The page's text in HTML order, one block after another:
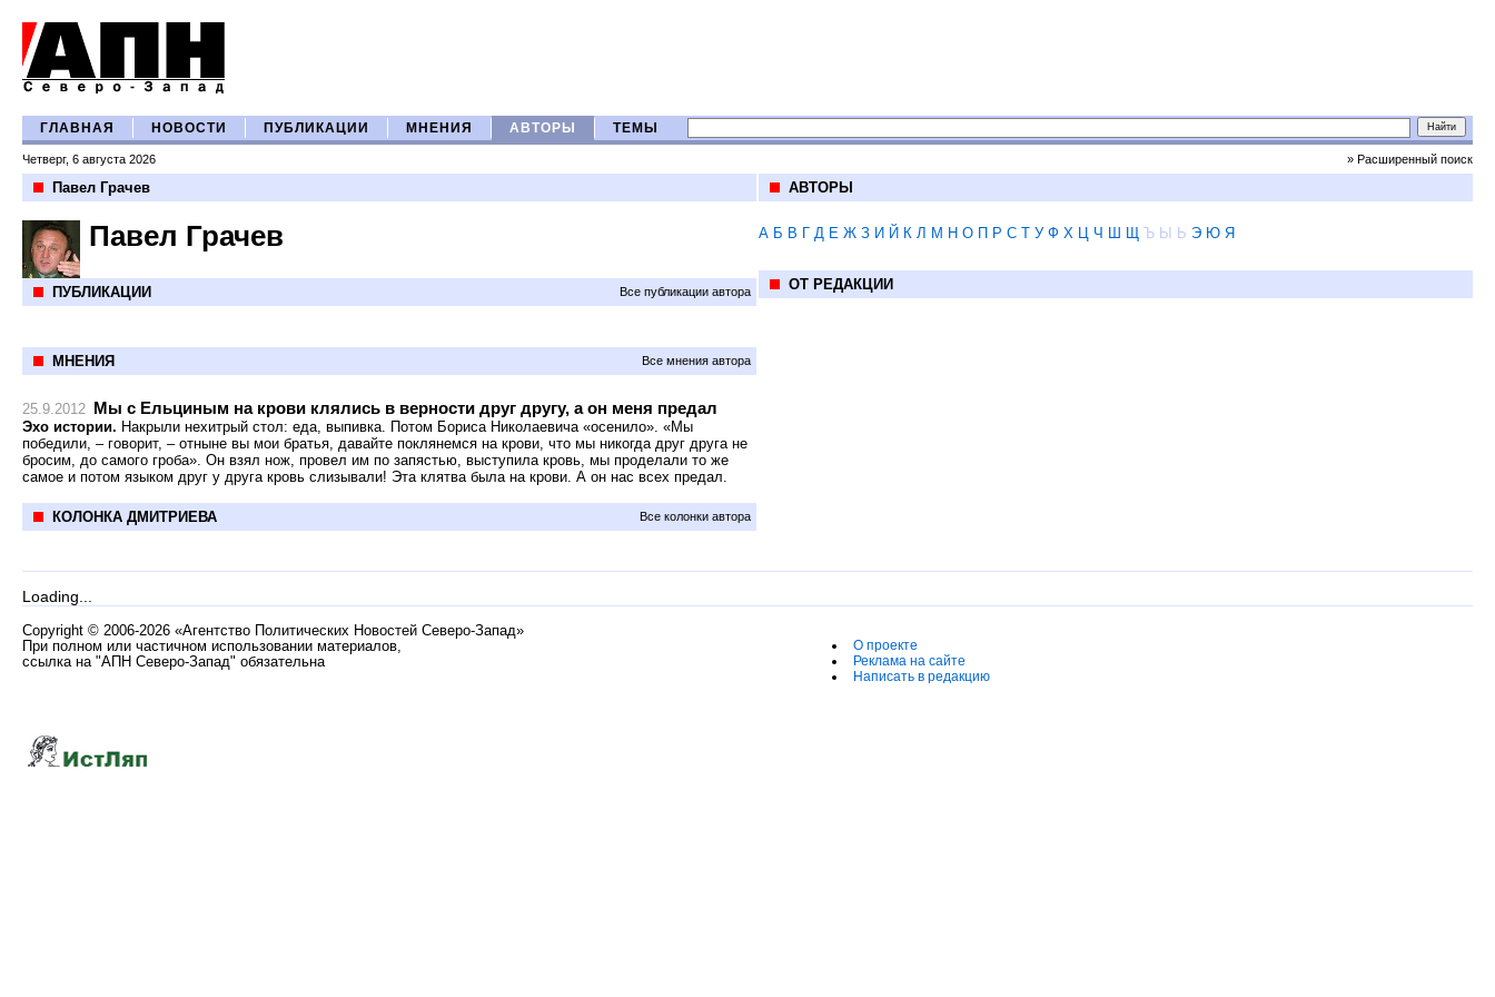
ГЛАВНАЯ НОВОСТИ ПУБЛИКАЦИИ МНЕНИЯ АВТОРЫ ТЕМЫ
Четверг, 6 августа 2026 » Расширенный поиск
Павел Грачев
Павел Грачев
ПУБЛИКАЦИИ Все публикации автора
МНЕНИЯ Все мнения автора
25.9.2012 Мы с Ельциным на крови клялись в верности друг другу, а он меня предал
Эхо истории. Накрыли нехитрый стол: еда, выпивка. Потом Бориса Николаевича «осенило». «Мы
победили, – говорит, – отныне вы мои братья, давайте поклянемся на крови, что мы никогда друг друга не
бросим, до самого гроба». Он взял нож, провел им по запястью, выступила кровь, мы проделали то же
самое и потом языком друг у друга кровь слизывали! Эта клятва была на крови. А он нас всех предал.
КОЛОНКА ДМИТРИЕВА Все колонки автора
АВТОРЫ
А Б В Г Д Е Ж З И Й К Л М Н О П Р С Т У Ф Х Ц Ч Ш Щ Ъ Ы Ь Э Ю Я
ОТ РЕДАКЦИИ
Loading...
Copyright © 2006-2026 «Агентство Политических Новостей Северо-Запад»
При полном или частичном использовании материалов,
ссылка на "АПН Северо-Запад" обязательна
О проекте
Реклама на сайте
Написать в редакцию